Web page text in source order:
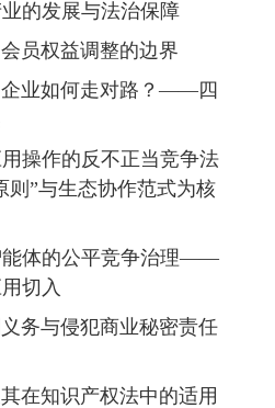
的发展与法治保障
员权益调整的边界
企业如何走对路？——四
操作的反不正当竞争法
”与生态协作范式为核
能体的公平竞争治理——
切入
务与侵犯商业秘密责任
在知识产权法中的适用